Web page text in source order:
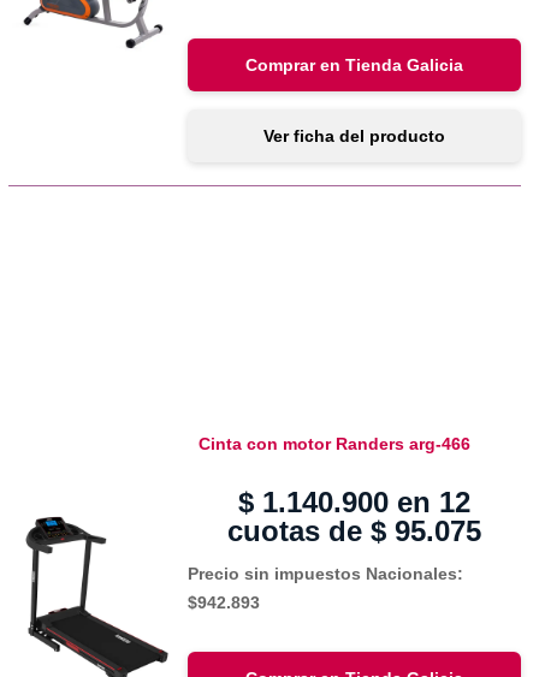
Comprar en Tienda Galicia
Ver ficha del producto
Cinta con motor Randers arg-466
$ 1.140.900 en 12
cuotas de$ 95.075
Precio sin impuestos Nacionales:
$942.893